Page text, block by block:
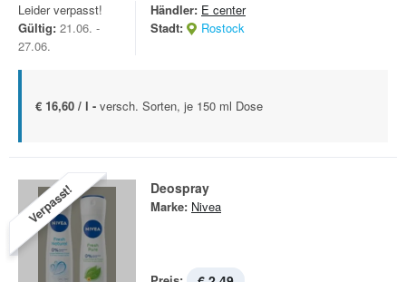
Leider verpasst!
Gültig: 21.06. -
27.06.
Händler: E center
Stadt:
Rostock
€ 16,60 / l - versch. Sorten, je 150 ml Dose
Verpasst! Deospray
Marke: Nivea